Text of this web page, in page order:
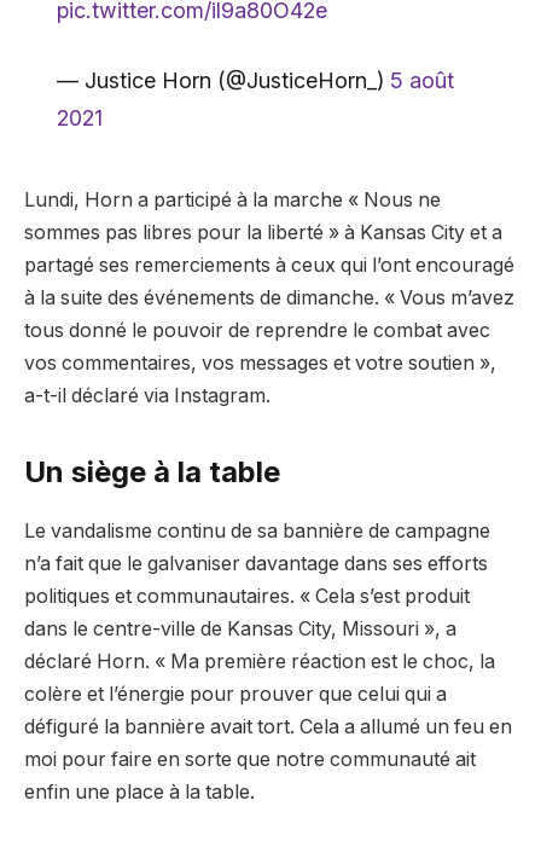
pic.twitter.com/il9a80O42e
— Justice Horn (@JusticeHorn_) 5 août
2021
Lundi, Horn a participé à la marche « Nous ne
sommes pas libres pour la liberté » à Kansas City et a
partagé ses remerciements à ceux qui l’ont encouragé
à la suite des événements de dimanche. « Vous m’avez
tous donné le pouvoir de reprendre le combat avec
vos commentaires, vos messages et votre soutien »,
a-t-il déclaré via Instagram.
Un siège à la table
Le vandalisme continu de sa bannière de campagne
n’a fait que le galvaniser davantage dans ses efforts
politiques et communautaires. « Cela s’est produit
dans le centre-ville de Kansas City, Missouri », a
déclaré Horn. « Ma première réaction est le choc, la
colère et l’énergie pour prouver que celui qui a
défiguré la bannière avait tort. Cela a allumé un feu en
moi pour faire en sorte que notre communauté ait
enfin une place à la table.